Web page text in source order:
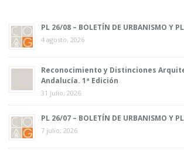
PL 26/08 – BOLETÍN DE URBANISMO Y
4 agosto, 2026
Reconocimiento y Distinciones
Andalucía. 1ª Edición
31 julio, 2026
PL 26/07 – BOLETÍN DE URBANISMO Y
7 julio, 2026